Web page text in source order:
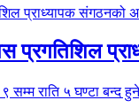
प्रगतिशिल